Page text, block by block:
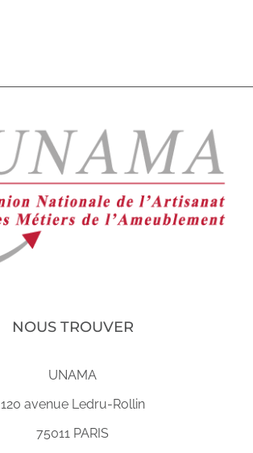
NOUS TROUVER
UNAMA
120 avenue Ledru-Rollin
75011 PARIS